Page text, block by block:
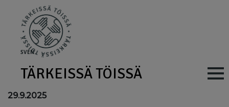
SVEN
TÄRKEISSÄ TÖISSÄ Main
29.9.2025